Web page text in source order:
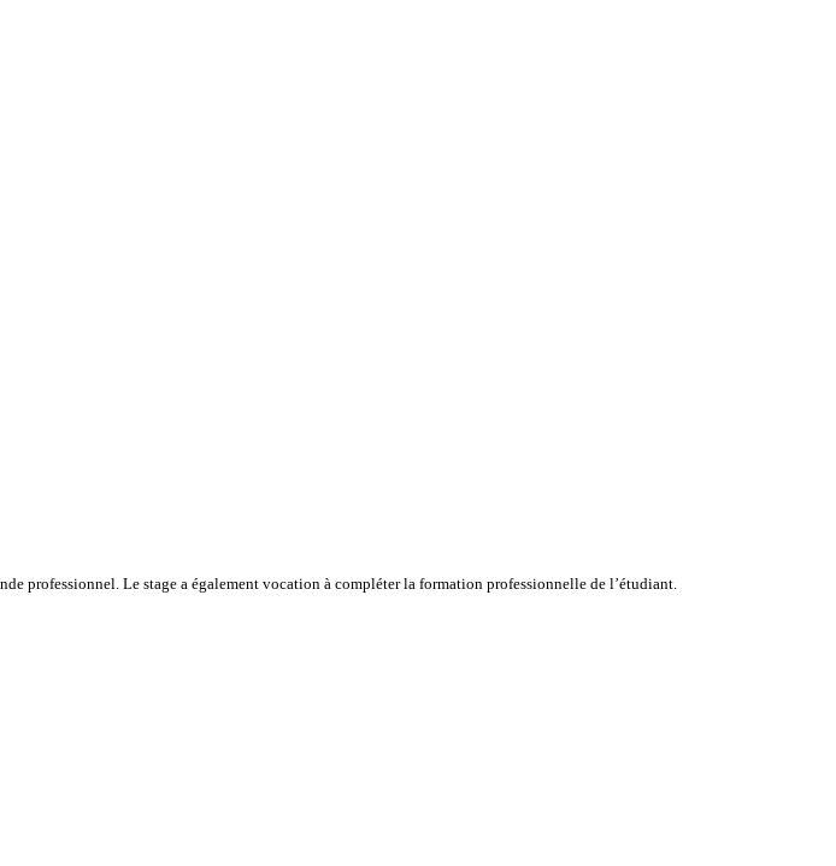
professionnel. Le stage a également vocation à compléter la formation professionnelle de l’étudiant.